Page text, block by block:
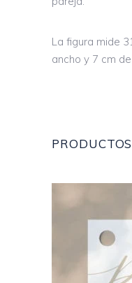
La figura mide
ancho y 7 cm